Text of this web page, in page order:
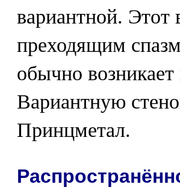
вариантной. Этот
преходящим
обычно возникает
Вариантную
Принцметал.